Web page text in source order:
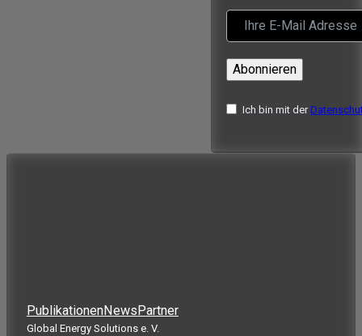
Abonnieren
Ich bin mit der
PublikationenNewsPartner
Global Energy Solutions e. V.